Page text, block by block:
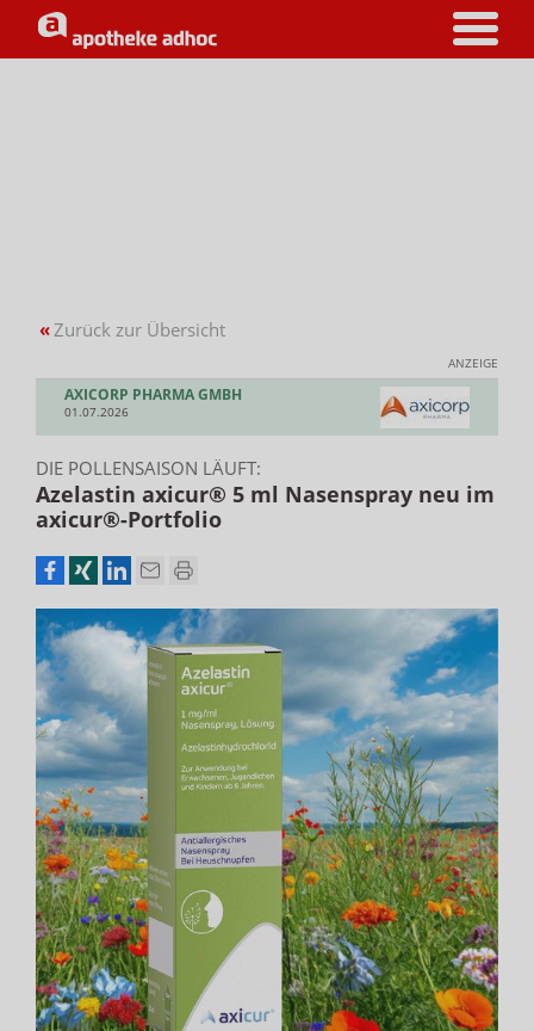
«Zurück zur Übersicht
ANZEIGE
AXICORP PHARMA GMBH
01.07.2026
DIE POLLENSAISON LÄUFT:
Azelastin axicur® 5 ml Nasenspray neu im
axicur®-Portfolio